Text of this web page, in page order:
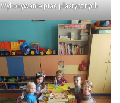
Wykonywanie prac plastycznych